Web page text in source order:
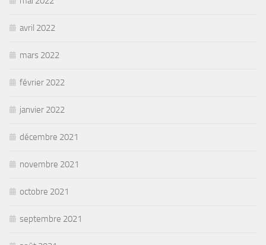
avril 2022
mars 2022
février 2022
janvier 2022
décembre 2021
novembre 2021
octobre 2021
septembre 2021